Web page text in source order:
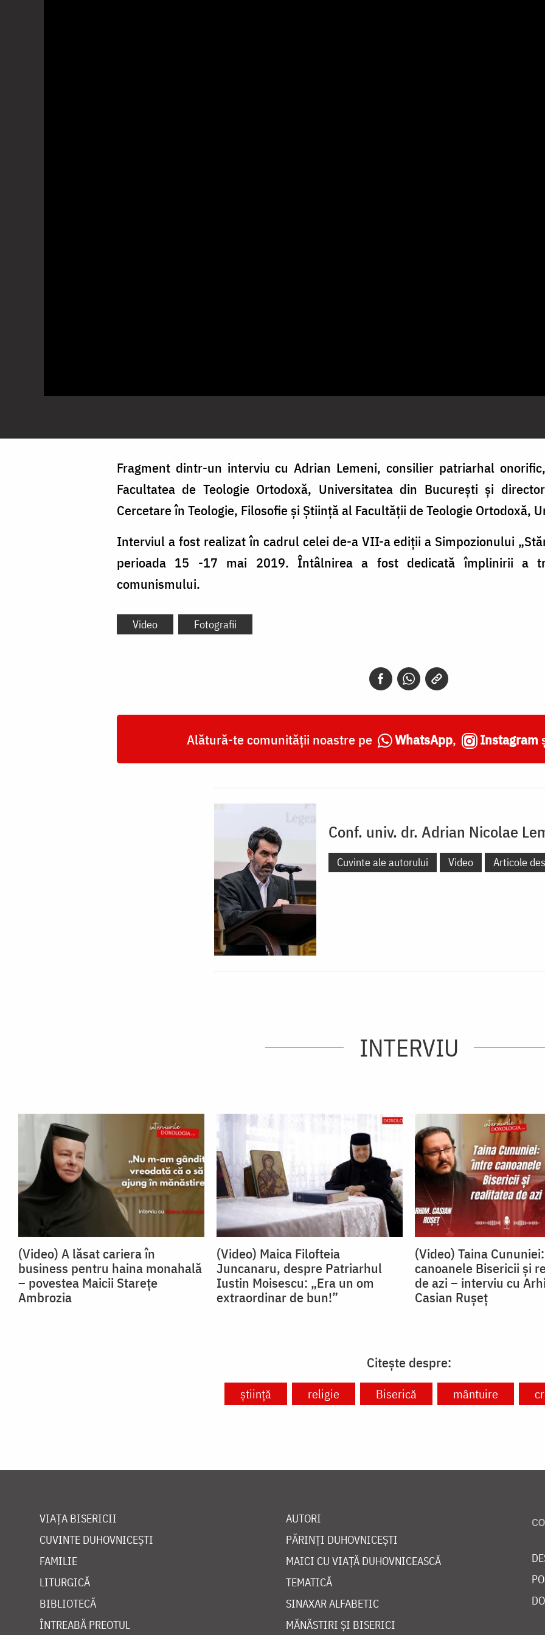
Fragment dintr-un interviu cu Adrian Lemeni, consilier patriarhal
Facultatea de Teologie Ortodoxă, Universitatea din București și
Cercetare în Teologie, Filosofie și Știință al Facultății de Teologie Ortodoxă,
Interviul a fost realizat în cadrul celei de-a VII-a ediții a Simpozionului
perioada 15 -17 mai 2019. Întâlnirea a fost dedicată împlinirii a
comunismului.
Video Fotografii
Alătură-te comunității noastre pe WhatsApp, Instagram
Conf. univ. dr. Adrian Nicolae
Cuvinte ale autorului Video Articole
INTERVIU
(Video) A lăsat cariera în
business pentru haina monahală
– povestea Maicii Starețe
Ambrozia
(Video) Maica Filofteia
Juncanaru, despre Patriarhul
Iustin Moisescu: „Era un om
extraordinar de bun!”
(Video) Taina
canoanele Bisericii și
de azi – interviu cu
Casian Rușeț
Citește despre:
știință religie Biserică mântuire
VIAȚA BISERICII
CUVINTE DUHOVNICEȘTI
FAMILIE
LITURGICĂ
BIBLIOTECĂ
ÎNTREABĂ PREOTUL
AUTORI
PĂRINȚI DUHOVNICEȘTI
MAICI CU VIAȚĂ DUHOVNICEASCĂ
TEMATICĂ
SINAXAR ALFABETIC
MĂNĂSTIRI ȘI BISERICI